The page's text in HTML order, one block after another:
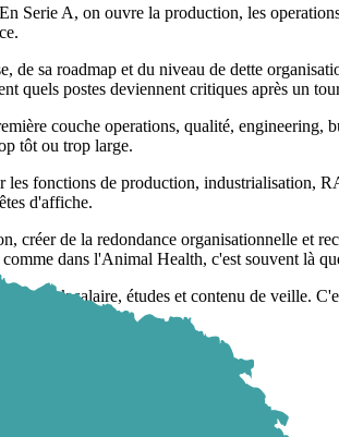
Serie A, on ouvre la production, les
sa roadmap et du niveau de dette
quels postes deviennent critiques après un
couche operations, qualité, engineering,
tôt ou trop large.
les fonctions de production, industrialisation,
d'affiche.
créer de la redondance organisationnelle et
dans l'Animal Health, c'est souvent là
salaire, études et contenu de veille.